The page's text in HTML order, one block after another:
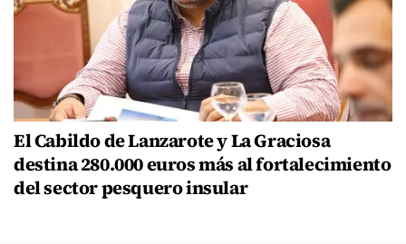
El Cabildo de Lanzarote y La Graciosa
destina 280.000 euros más al fortalecimiento
del sector pesquero insular